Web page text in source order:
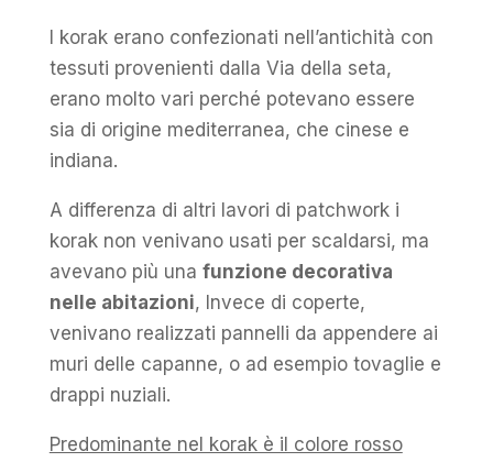
I korak erano confezionati nell’antichità con
tessuti provenienti dalla Via della seta,
erano molto vari perché potevano essere
sia di origine mediterranea, che cinese e
indiana.
A differenza di altri lavori di patchwork i
korak non venivano usati per scaldarsi, ma
avevano più una funzione decorativa
nelle abitazioni, Invece di coperte,
venivano realizzati pannelli da appendere ai
muri delle capanne, o ad esempio tovaglie e
drappi nuziali.
Predominante nel korak è il colore rosso